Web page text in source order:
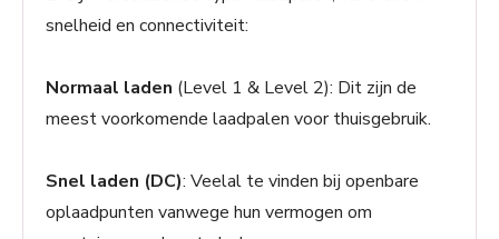
snelheid en connectiviteit:
Normaal laden (Level 1 & Level 2): Dit zijn de
meest voorkomende laadpalen voor thuisgebruik.
Snel laden (DC): Veelal te vinden bij openbare
oplaadpunten vanwege hun vermogen om